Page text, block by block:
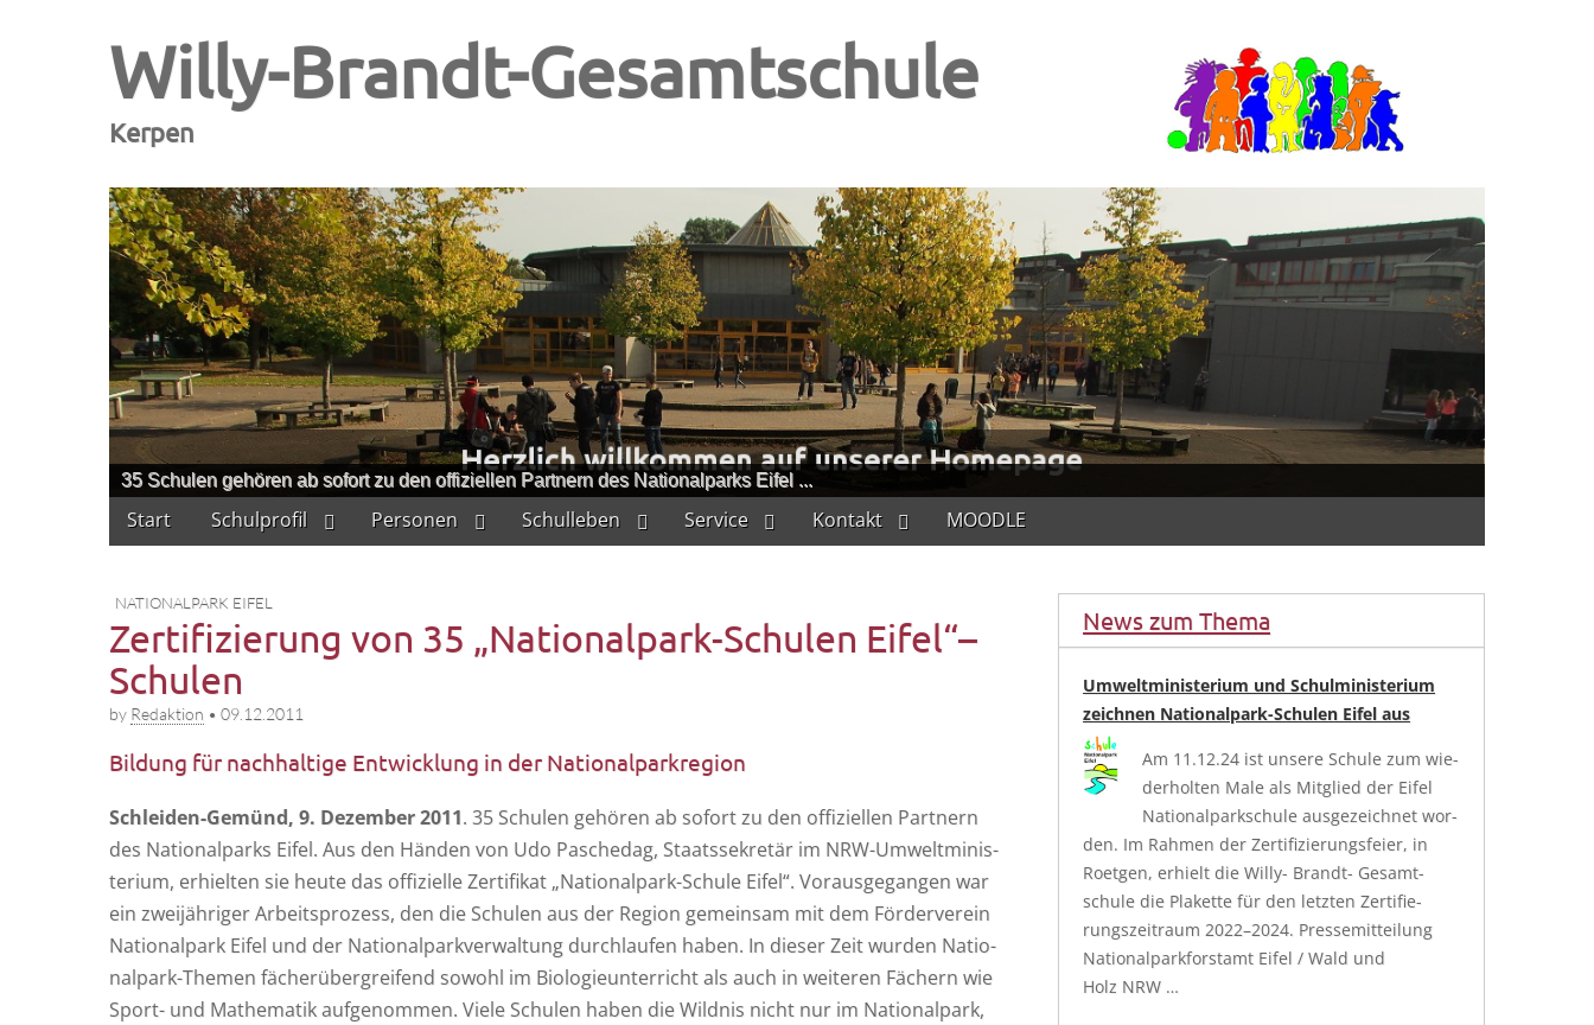
Willy-Brandt-Gesamtschule
Kerpen
35 Schulen gehören ab sofort zu den offiziellen Partnern des Nationalparks Eifel ...
Main
menu
Skip
to
Start Schulprofil Personen Schulleben Service Kontakt MOODLE
NATIONALPARK EIFEL
Zertifizierung von 35 „Nationalpark-Schulen Eifel“–
Schulen
by Redaktion • 09.12.2011
Bildung für nachhaltige Entwicklung in der Nationalparkregion
Schlei­den-Gemünd, 9. Dezem­ber 2011. 35 Schu­len gehö­ren ab sofort zu den offi­zi­el­len Part­nern
des Natio­nal­parks Eifel. Aus den Hän­den von Udo Pasche­d­ag, Staats­se­kre­tär im NRW-Umwelt­mi­nis­
te­ri­um, erhiel­ten sie heu­te das offi­zi­el­le Zer­ti­fi­kat „Natio­nal­park-Schu­le Eifel“. Vor­aus­ge­gan­gen war
ein zwei­jäh­ri­ger Arbeits­pro­zess, den die Schu­len aus der Regi­on gemein­sam mit dem För­der­ver­ein
Natio­nal­park Eifel und der Natio­nal­park­ver­wal­tung durch­lau­fen haben. In die­ser Zeit wur­den Natio­
nal­park-The­men fächer­über­grei­fend sowohl im Bio­lo­gie­un­ter­richt als auch in wei­te­ren Fächern wie
Sport- und Mathe­ma­tik auf­ge­nom­men. Vie­le Schu­len haben die Wild­nis nicht nur im Natio­nal­park,
News zum Thema
Umweltministerium und Schulministerium
zeichnen Nationalpark-Schulen Eifel aus
Am 11.12.24 ist unse­re Schu­le zum wie­
der­hol­ten Male als Mit­glied der Eifel
Natio­nal­park­schu­le aus­ge­zeich­net wor­
den. Im Rah­men der Zer­ti­fi­zie­rungs­fei­er, in
Roet­gen, erhielt die Wil­­ly- Brandt- Gesamt­
schu­le die Pla­ket­te für den letz­ten Zer­ti­fie­
rungs­zeit­raum 2022–2024. Pres­se­mit­tei­lung
Natio­nal­park­forst­amt Eifel / Wald und
Holz NRW …